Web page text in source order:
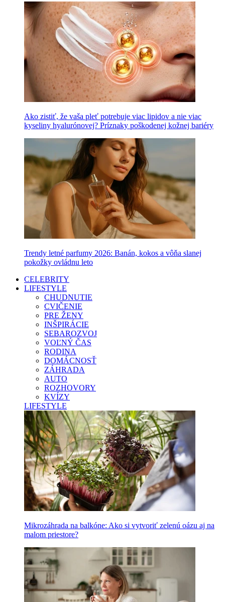
Ako zistiť, že vaša pleť potrebuje viac lipidov a nie viac
kyseliny hyalurónovej? Príznaky poškodenej kožnej bariéry
Trendy letné parfumy 2026: Banán, kokos a vôňa slanej
pokožky ovládnu leto
CELEBRITY
LIFESTYLE
CHUDNUTIE
CVIČENIE
PRE ŽENY
INŠPIRÁCIE
SEBAROZVOJ
VOĽNÝ ČAS
RODINA
DOMÁCNOSŤ
ZÁHRADA
AUTO
ROZHOVORY
KVÍZY
LIFESTYLE
Mikrozáhrada na balkóne: Ako si vytvoriť zelenú oázu aj na
malom priestore?